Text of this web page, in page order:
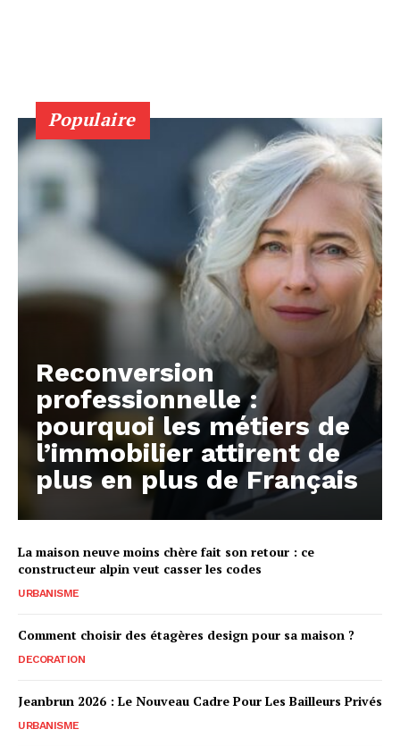
Populaire
Reconversion
professionnelle :
pourquoi les métiers de
l’immobilier attirent de
plus en plus de Français
La maison neuve moins chère fait son retour : ce
constructeur alpin veut casser les codes
URBANISME
Comment choisir des étagères design pour sa maison ?
DECORATION
Jeanbrun 2026 : Le Nouveau Cadre Pour Les Bailleurs Privés
URBANISME